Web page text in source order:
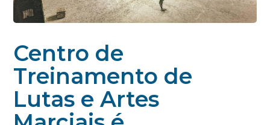
Centro de
Treinamento de
Lutas e Artes